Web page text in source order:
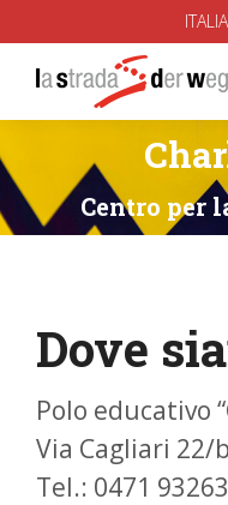
Centro per
Dove
Polo educativo
Via Cagliari 22/
Tel.: 0471